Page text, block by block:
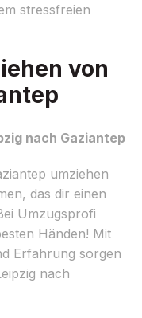
stressfreien
von
nach Gaziantep
umziehen
das dir einen
Umzugsprofi
Händen! Mit
Erfahrung sorgen
nach